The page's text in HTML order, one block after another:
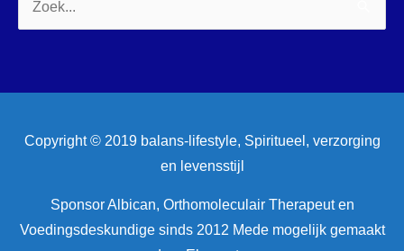
Zoek
naar:
Copyright © 2019 balans-lifestyle, Spiritueel, verzorging
en levensstijl
Sponsor Albican, Orthomoleculair Therapeut en
Voedingsdeskundige sinds 2012 Mede mogelijk gemaakt